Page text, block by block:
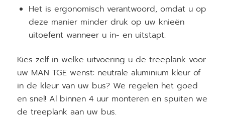
Het is ergonomisch verantwoord, omdat u op
deze manier minder druk op uw knieën
uitoefent wanneer u in- en uitstapt.
Kies zelf in welke uitvoering u de treeplank voor
uw MAN TGE wenst: neutrale aluminium kleur of
in de kleur van uw bus? We regelen het goed
en snel! Al binnen 4 uur monteren en spuiten we
de treeplank aan uw bus.